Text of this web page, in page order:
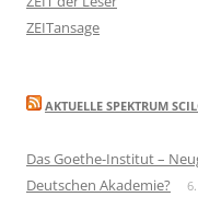
ZEITansage
AKTUELLE SPEKTRUM
Das Goethe-Institut –
Deutschen Akademie?